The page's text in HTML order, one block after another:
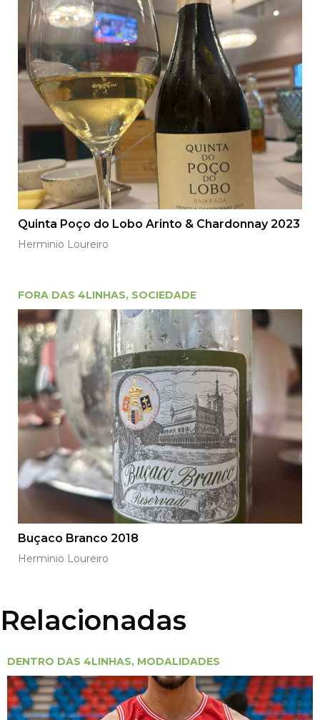
Quinta Poço do Lobo Arinto & Chardonnay 2023
Herminio Loureiro
FORA DAS 4LINHAS, SOCIEDADE
Buçaco Branco 2018
Herminio Loureiro
Relacionadas
DENTRO DAS 4LINHAS, MODALIDADES